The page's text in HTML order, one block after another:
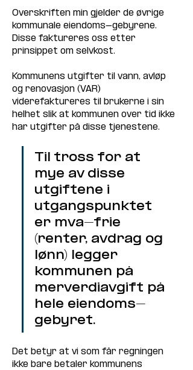
Overskriften min gjelder de øvrige
kommunale eiendoms-gebyrene.
Disse faktureres oss etter
prinsippet om selvkost.
Kommunens utgifter til vann, avløp
og renovasjon (VAR)
viderefaktureres til brukerne i sin
helhet slik at kommunen over tid ikke
har utgifter på disse tjenestene.
Til tross for at
mye av disse
utgiftene i
utgangspunktet
er mva-frie
(renter, avdrag og
lønn) legger
kommunen på
merverdiavgift på
hele eiendoms-
gebyret.
Det betyr at vi som får regningen
ikke bare betaler kommunens